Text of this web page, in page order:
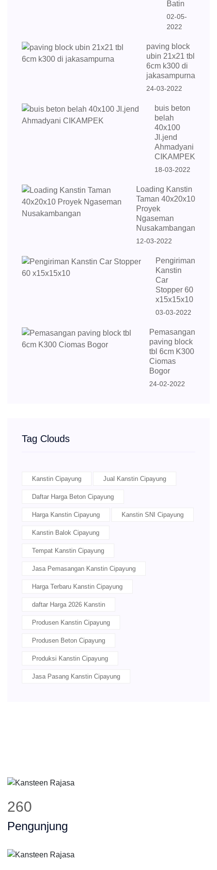
Batin
02-05-
2022
paving block
ubin 21x21 tbl
6cm k300 di
jakasampurna
24-03-2022
buis beton
belah
40x100
Jl.jend
Ahmadyani
CIKAMPEK
18-03-2022
Loading Kanstin
Taman 40x20x10
Proyek
Ngaseman
Nusakambangan
12-03-2022
Pengiriman
Kanstin
Car
Stopper 60
x15x15x10
03-03-2022
Pemasangan
paving block
tbl 6cm K300
Ciomas
Bogor
24-02-2022
Tag Clouds
Kanstin Cipayung Jual Kanstin Cipayung
Daftar Harga Beton Cipayung
Harga Kanstin Cipayung Kanstin SNI Cipayung
Kanstin Balok Cipayung
Tempat Kanstin Cipayung
Jasa Pemasangan Kanstin Cipayung
Harga Terbaru Kanstin Cipayung
daftar Harga 2026 Kanstin
Produsen Kanstin Cipayung
Produsen Beton Cipayung
Produksi Kanstin Cipayung
Jasa Pasang Kanstin Cipayung
323
Pengunjung